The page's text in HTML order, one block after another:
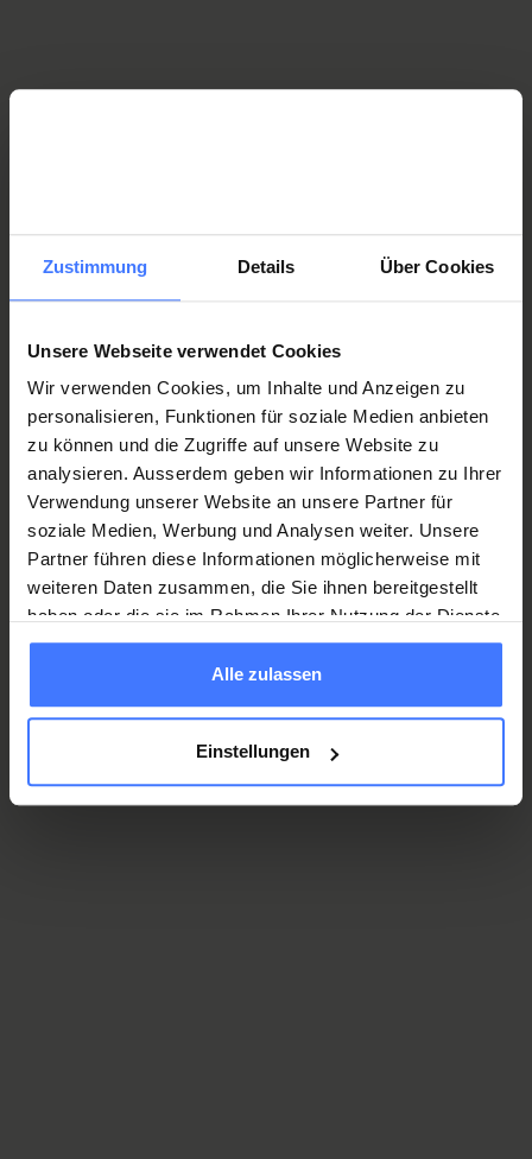
Zustimmung Details Über Cookies
Unsere Webseite verwendet Cookies
Wir verwenden Cookies, um Inhalte und Anzeigen zu
personalisieren, Funktionen für soziale Medien anbieten
zu können und die Zugriffe auf unsere Website zu
analysieren. Ausserdem geben wir Informationen zu Ihrer
Verwendung unserer Website an unsere Partner für
soziale Medien, Werbung und Analysen weiter. Unsere
Partner führen diese Informationen möglicherweise mit
weiteren Daten zusammen, die Sie ihnen bereitgestellt
haben oder die sie im Rahmen Ihrer Nutzung der Dienste
gesammelt haben.
Alle zulassen
Einstellungen
Lunch menu
from 5:30 pm